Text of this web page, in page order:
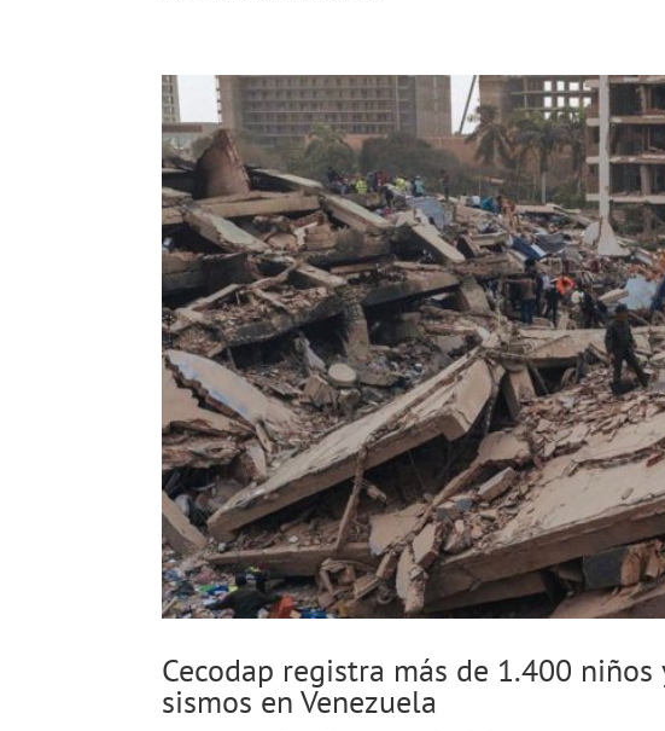
Cecodap registra más de 1.400
sismos en Venezuela